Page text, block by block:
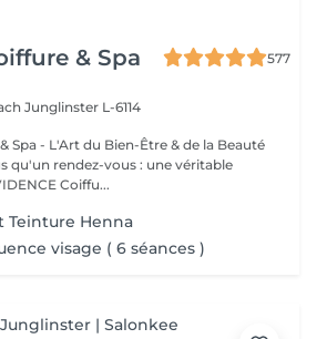
& Spa
577
Junglinster L-6114
Spa - L'Art du Bien-Être & de la Beauté
qu'un rendez-vous : une véritable
EVIDENCE Coiffu...
Teinture Henna
visage ( 6 séances )